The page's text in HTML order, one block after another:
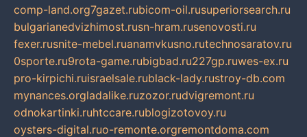
comp-land.org7gazet.rubicom-oil.rusuperiorsearch.ru
bulgarianedvizhimost.rusn-hram.rusenovosti.ru
fexer.rusnite-mebel.ruanamvkusno.rutechnosaratov.ru
0sporte.ru9rota-game.rubigbad.ru227gp.ruwes-ex.ru
pro-kirpichi.ruisraelsale.rublack-lady.rustroy-db.com
mynances.orgladalike.ruzozor.rudvigremont.ru
odnokartinki.ruhtccare.rublogizotovoy.ru
oysters-digital.ruo-remonte.orgremontdoma.com